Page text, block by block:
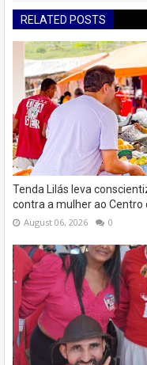
RELATED POSTS
Tenda Lilás leva
contra a mulher ao
August 06, 2026 0